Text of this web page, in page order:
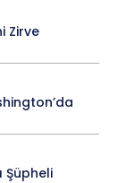
Zirve
Şüpheli